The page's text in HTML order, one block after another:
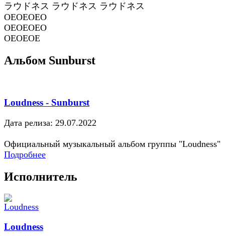
ラウドネス ラウドネス ラウドネス
OEOEOEO
OEOEOEO
OEOEOE
Альбом Sunburst
Loudness - Sunburst
Дата релиза: 29.07.2022
Официальный музыкальный альбом группы "Loudness"
Подробнее
Исполнитель
Loudness